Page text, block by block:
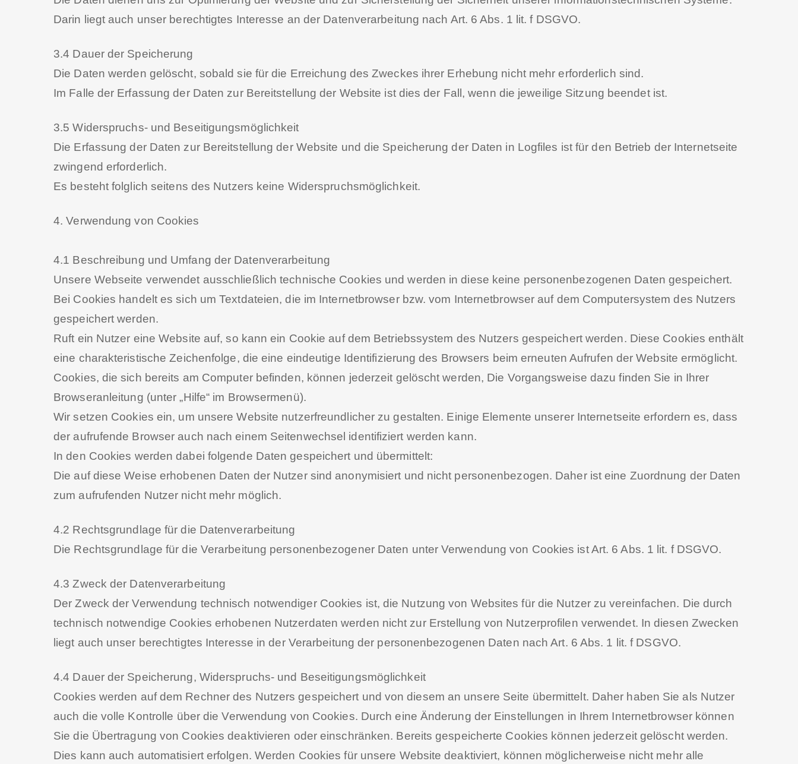
Darin liegt auch unser berechtigtes Interesse an der Datenverarbeitung nach Art. 6 Abs. 1 lit. f DSGVO.
3.4 Dauer der Speicherung
Die Daten werden gelöscht, sobald sie für die Erreichung des Zweckes ihrer Erhebung nicht mehr erforderlich sind.
Im Falle der Erfassung der Daten zur Bereitstellung der Website ist dies der Fall, wenn die jeweilige Sitzung beendet ist.
3.5 Widerspruchs- und Beseitigungsmöglichkeit
Die Erfassung der Daten zur Bereitstellung der Website und die Speicherung der Daten in Logfiles ist für den Betrieb der Internetseite
zwingend erforderlich.
Es besteht folglich seitens des Nutzers keine Widerspruchsmöglichkeit.
4. Verwendung von Cookies
4.1 Beschreibung und Umfang der Datenverarbeitung
Unsere Webseite verwendet ausschließlich technische Cookies und werden in diese keine personenbezogenen Daten gespeichert.
Bei Cookies handelt es sich um Textdateien, die im Internetbrowser bzw. vom Internetbrowser auf dem Computersystem des Nutzers
gespeichert werden.
Ruft ein Nutzer eine Website auf, so kann ein Cookie auf dem Betriebssystem des Nutzers gespeichert werden. Diese Cookies enthält
eine charakteristische Zeichenfolge, die eine eindeutige Identifizierung des Browsers beim erneuten Aufrufen der Website ermöglicht.
Cookies, die sich bereits am Computer befinden, können jederzeit gelöscht werden, Die Vorgangsweise dazu finden Sie in Ihrer
Browseranleitung (unter „Hilfe“ im Browsermenü).
Wir setzen Cookies ein, um unsere Website nutzerfreundlicher zu gestalten. Einige Elemente unserer Internetseite erfordern es, dass
der aufrufende Browser auch nach einem Seitenwechsel identifiziert werden kann.
In den Cookies werden dabei folgende Daten gespeichert und übermittelt:
Die auf diese Weise erhobenen Daten der Nutzer sind anonymisiert und nicht personenbezogen. Daher ist eine Zuordnung der Daten
zum aufrufenden Nutzer nicht mehr möglich.
4.2 Rechtsgrundlage für die Datenverarbeitung
Die Rechtsgrundlage für die Verarbeitung personenbezogener Daten unter Verwendung von Cookies ist Art. 6 Abs. 1 lit. f DSGVO.
4.3 Zweck der Datenverarbeitung
Der Zweck der Verwendung technisch notwendiger Cookies ist, die Nutzung von Websites für die Nutzer zu vereinfachen. Die durch
technisch notwendige Cookies erhobenen Nutzerdaten werden nicht zur Erstellung von Nutzerprofilen verwendet. In diesen Zwecken
liegt auch unser berechtigtes Interesse in der Verarbeitung der personenbezogenen Daten nach Art. 6 Abs. 1 lit. f DSGVO.
4.4 Dauer der Speicherung, Widerspruchs- und Beseitigungsmöglichkeit
Cookies werden auf dem Rechner des Nutzers gespeichert und von diesem an unsere Seite übermittelt. Daher haben Sie als Nutzer
auch die volle Kontrolle über die Verwendung von Cookies. Durch eine Änderung der Einstellungen in Ihrem Internetbrowser können
Sie die Übertragung von Cookies deaktivieren oder einschränken. Bereits gespeicherte Cookies können jederzeit gelöscht werden.
Dies kann auch automatisiert erfolgen. Werden Cookies für unsere Website deaktiviert, können möglicherweise nicht mehr alle